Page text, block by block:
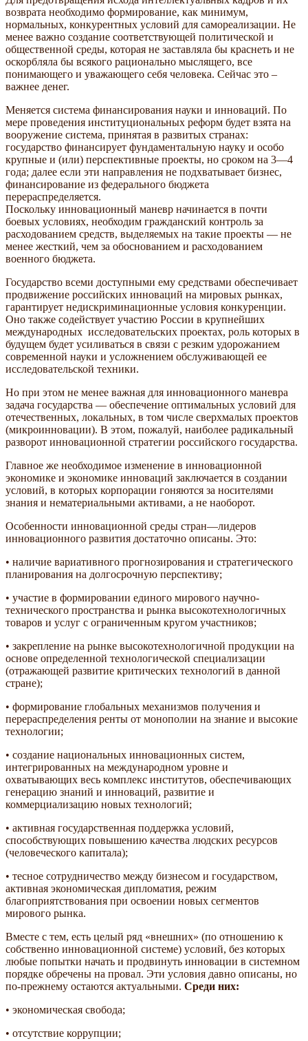
возврата необходимо формирование, как минимум,
нормальных, конкурентных условий для самореализации. Не
менее важно создание соответствующей политической и
общественной среды, которая не заставляла бы краснеть и не
оскорбляла бы всякого рационально мыслящего, все
понимающего и уважающего себя человека. Сейчас это –
важнее денег.
Меняется система финансирования науки и инноваций. По
мере проведения институциональных реформ будет взята на
вооружение система, принятая в развитых странах:
государство финансирует фундаментальную науку и особо
крупные и (или) перспективные проекты, но сроком на 3—4
года; далее если эти направления не подхватывает бизнес,
финансирование из федерального бюджета
перераспределяется.
Поскольку инновационный маневр начинается в почти
боевых условиях, необходим гражданский контроль за
расходованием средств, выделяемых на такие проекты — не
менее жесткий, чем за обоснованием и расходованием
военного бюджета.
Государство всеми доступными ему средствами обеспечивает
продвижение российских инноваций на мировых рынках,
гарантирует недискриминационные условия конкуренции.
Оно также содействует участию России в крупнейших
международных исследовательских проектах, роль которых в
будущем будет усиливаться в связи с резким удорожанием
современной науки и усложнением обслуживающей ее
исследовательской техники.
Но при этом не менее важная для инновационного маневра
задача государства — обеспечение оптимальных условий для
отечественных, локальных, в том числе сверхмалых проектов
(микроинновации). В этом, пожалуй, наиболее радикальный
разворот инновационной стратегии российского государства.
Главное же необходимое изменение в инновационной
экономике и экономике инноваций заключается в создании
условий, в которых корпорации гоняются за носителями
знания и нематериальными активами, а не наоборот.
Особенности инновационной среды стран—лидеров
инновационного развития достаточно описаны. Это:
• наличие вариативного прогнозирования и стратегического
планирования на долгосрочную перспективу;
• участие в формировании единого мирового научно-
технического пространства и рынка высокотехнологичных
товаров и услуг с ограниченным кругом участников;
• закрепление на рынке высокотехнологичной продукции на
основе определенной технологической специализации
(отражающей развитие критических технологий в данной
стране);
• формирование глобальных механизмов получения и
перераспределения ренты от монополии на знание и высокие
технологии;
• создание национальных инновационных систем,
интегрированных на международном уровне и
охватывающих весь комплекс институтов, обеспечивающих
генерацию знаний и инноваций, развитие и
коммерциализацию новых технологий;
• активная государственная поддержка условий,
способствующих повышению качества людских ресурсов
(человеческого капитала);
• тесное сотрудничество между бизнесом и государством,
активная экономическая дипломатия, режим
благоприятствования при освоении новых сегментов
мирового рынка.
Вместе с тем, есть целый ряд «внешних» (по отношению к
собственно инновационной системе) условий, без которых
любые попытки начать и продвинуть инновации в системном
порядке обречены на провал. Эти условия давно описаны, но
по-прежнему остаются актуальными. Среди них:
• экономическая свобода;
• отсутствие коррупции;